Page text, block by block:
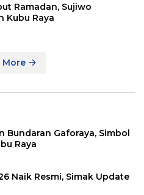
Ramadan, Sujiwo
Kubu Raya
More
Bundaran Gaforaya, Simbol
Raya
Naik Resmi, Simak Update